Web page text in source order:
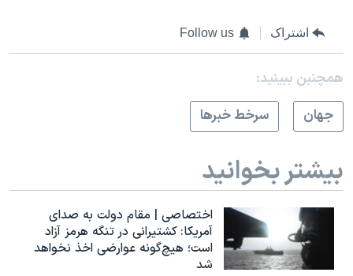
اشتراک Follow us
همچنبن ببینید:
جهان
سرخط خبرها
بیشتر بخوانید
اختصاصی | مقام دولت به صدای
آمریکا: کشتیرانی در تنگه هرمز آزاد
است؛ هیچ‌گونه عوارضی اخذ نخواهد
شد